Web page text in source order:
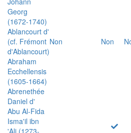
Georg
(1672-1740)
Ablancourt d'
(cf. Frémont
d'Ablancourt)
Non Non
Abraham
Ecchellensis
(1605-1664)
Abrenethée
Daniel d'
Abu Al-Fida
Isma'il ibn
'Ali (1273-